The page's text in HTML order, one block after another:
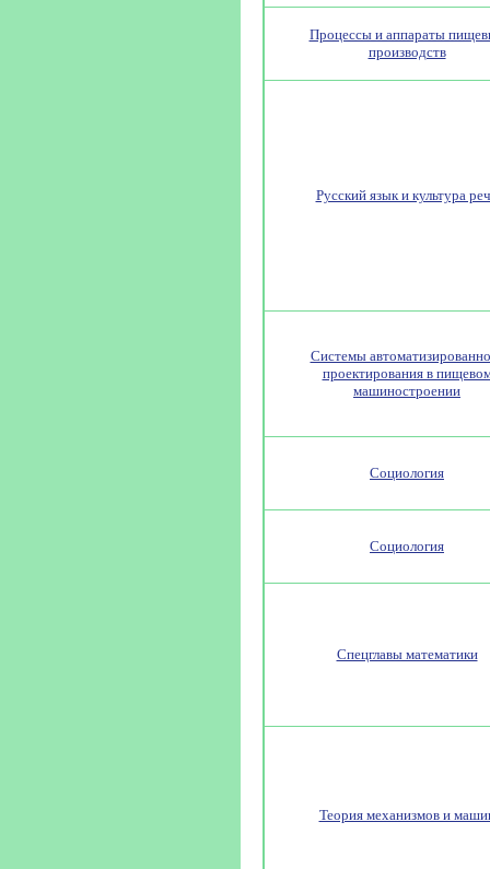
Процессы и аппараты
производств
Русский язык и культура
Системы
проектирования в
машиностроении
Социология
Социология
Спецглавы математики
Теория механизмов и